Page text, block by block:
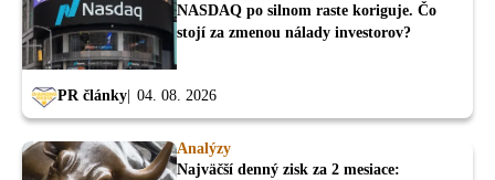
NASDAQ po silnom raste koriguje. Čo
stojí za zmenou nálady investorov?
PR články 04. 08. 2026
Analýzy
Najväčší denný zisk za 2 mesiace: